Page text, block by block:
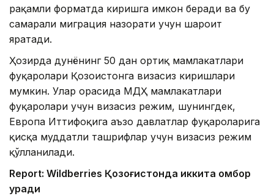
рақамли форматда киришга имкон беради ва бу
самарали миграция назорати учун шароит
яратади.
Ҳозирда дунёнинг 50 дан ортиқ мамлакатлари
фуқаролари Қозоғистонга визасиз киришлари
мумкин. Улар орасида МДҲ мамлакатлари
фуқаролари учун визасиз режим, шунингдек,
Европа Иттифоқига аъзо давлатлар фуқароларига
қисқа муддатли ташрифлар учун визасиз режим
қўлланилади.
Report: Wildberries Қозоғистонда иккита омбор
қуради